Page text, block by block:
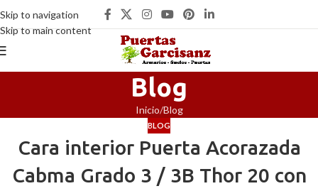
Skip to navigation
Skip to main content
Blog
Inicio Blog
BLOG
Cara interior Puerta Acorazada
Cabma Grado 3 / 3B Thor 20 con